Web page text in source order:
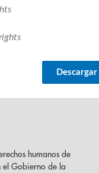
humanos de
el Gobierno de la